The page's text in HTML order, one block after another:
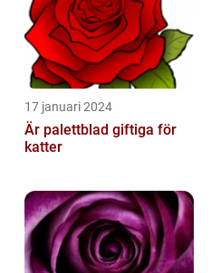
17 januari 2024
Är palettblad giftiga för
katter